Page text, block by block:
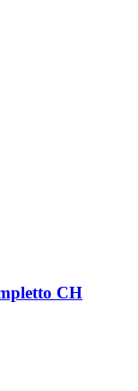
CH